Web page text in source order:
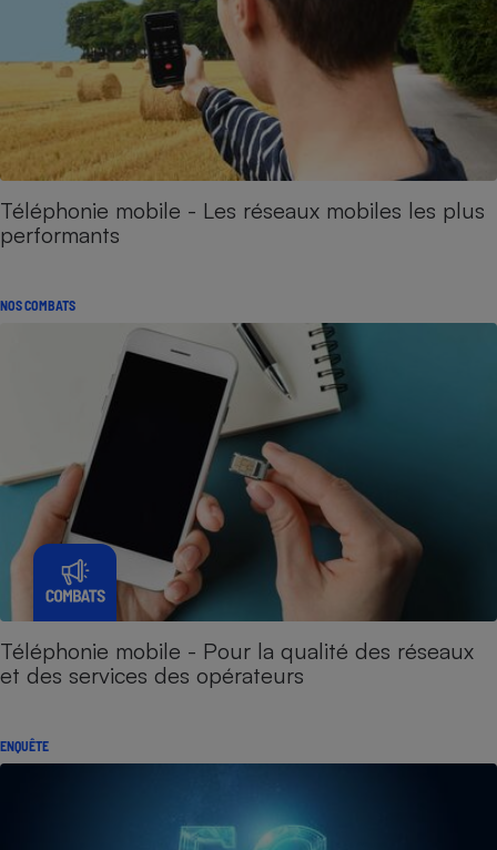
Téléphonie mobile - Les réseaux mobiles les plus
performants
NOS COMBATS
Téléphonie mobile - Pour la qualité des réseaux
et des services des opérateurs
ENQUÊTE